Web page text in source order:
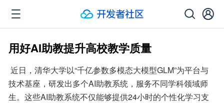
用好AI助教提升高校教学质量
技术基座，研发出多个AI助教系统，服务不同学科领域师
生。这些AI助教系统不仅能够提供24小时的个性化学习支